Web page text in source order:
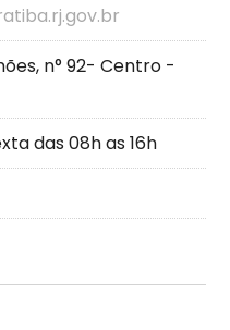
n° 92- Centro -
das 08h as 16h